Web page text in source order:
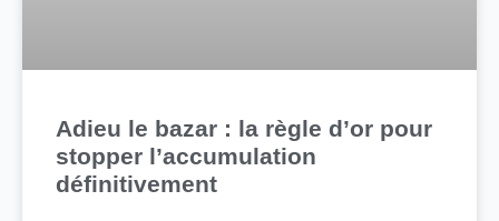
Adieu le bazar : la règle d’or pour
stopper l’accumulation
définitivement